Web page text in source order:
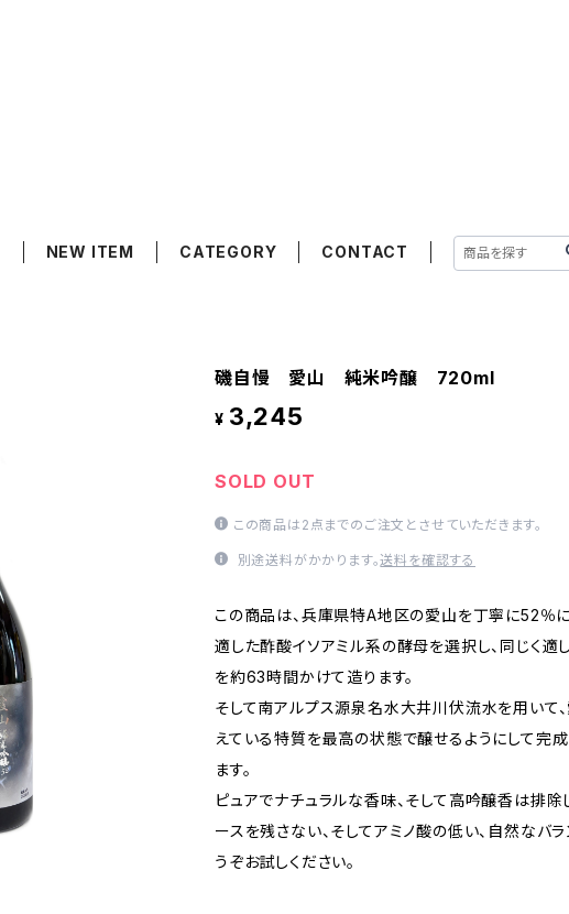
NEW ITEM CATEGORY CONTACT
磯自慢 愛山 純米吟醸 720ml
¥ 3,245
SOLD OUT
この商品は2点までのご注文とさせていただきます。
別途送料がかかります。送料を確認する
この商品は、兵庫県特A地区の愛山を丁寧に52％
適した酢酸イソアミル系の酵母を選択し、同じく適
を約63時間かけて造ります。
そして南アルプス源泉名水大井川伏流水を用いて
えている特質を最高の状態で醸せるようにして完
ます。
ピュアでナチュラルな香味、そして高吟醸香は排除
ースを残さない、そしてアミノ酸の低い、自然なバ
うぞお試しください。